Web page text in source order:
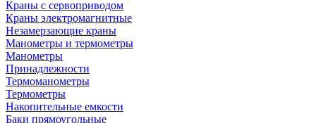
Краны с сервоприводом
Краны электромагнитные
Незамерзающие краны
Манометры и термометры
Манометры
Принадлежности
Термоманометры
Термометры
Накопительные емкости
Баки прямоугольные